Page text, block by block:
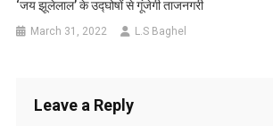
‘जय झूलेलाल’ के उद्घोषों से गूंजेगी ताजनगरी
March 31, 2022 L.S Baghel
Leave a Reply